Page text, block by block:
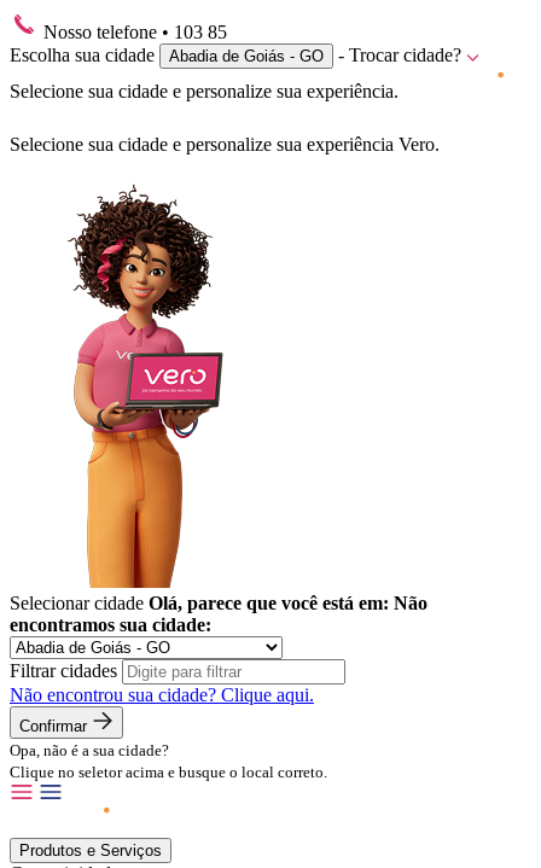
Nosso telefone • 103 85
Escolha sua cidade
Abadia de Goiás - GO
- Trocar cidade?
Selecione sua cidade e personalize sua experiência.
Selecione sua cidade e personalize sua experiência Vero.
Selecionar cidade Olá, parece que você está em: Não
encontramos sua cidade:
Filtrar cidades
Não encontrou sua cidade? Clique aqui.
Confirmar
Opa, não é a sua cidade?
Clique no seletor acima e busque o local correto.
Produtos e Serviços